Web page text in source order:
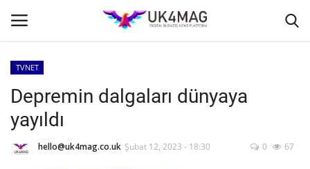
Ana Sayfa
İş Platformu
TVNET
Depremin dalgaları dünyaya
yayıldı
hello@uk4mag.co.uk Şubat 12, 2023 - 18:30 0 67